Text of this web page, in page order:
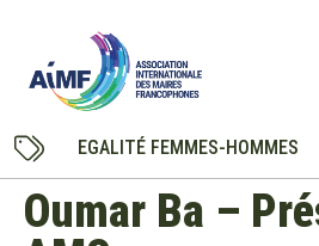
EGALITÉ FEMMES-HOMMES
Oumar Ba –